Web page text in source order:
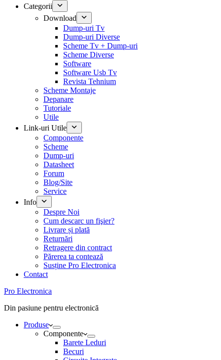
Categorii
Download
Dump-uri Tv
Dump-uri Diverse
Scheme Tv + Dump-uri
Scheme Diverse
Software
Software Usb Tv
Revista Tehnium
Scheme Montaje
Depanare
Tutoriale
Utile
Link-uri Utile
Componente
Scheme
Dump-uri
Datasheet
Forum
Blog/Site
Service
Info
Despre Noi
Cum descarc un fişier?
Livrare și plată
Returnări
Retragere din contract
Părerea ta contează
Susține Pro Electronica
Contact
Pro Electronica
Din pasiune pentru electronică
Produse
Componente
Barete Leduri
Becuri